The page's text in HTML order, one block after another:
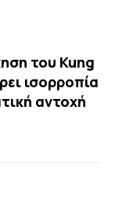
του Kung
ισορροπία
αντοχή